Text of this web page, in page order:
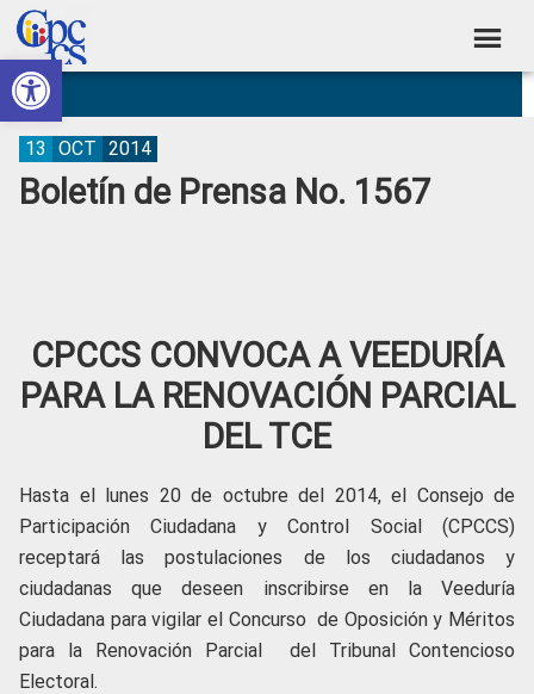
Abrir barra de herramientas
Skip
to
primary
navigation
Skip
to
main
content
Skip
to
primary
sidebar
Skip
to
footer
Consejo
de
Participación
Ciudadana
Construyendo
Poder
Ciudadano
Boletín de Prensa No. 1567
13 OCT 2014
CPCCS CONVOCA A VEEDURÍA
PARA LA RENOVACIÓN PARCIAL
DEL TCE
Hasta el lunes 20 de octubre del 2014, el Consejo de
Participación Ciudadana y Control Social (CPCCS)
receptará las postulaciones de los ciudadanos y
ciudadanas que deseen inscribirse en la Veeduría
Ciudadana para vigilar el Concurso de Oposición y Méritos
para la Renovación Parcial del Tribunal Contencioso
Electoral.